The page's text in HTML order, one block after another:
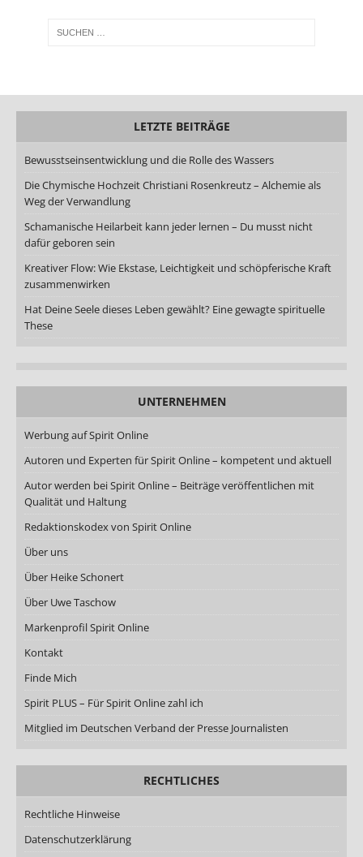
LETZTE BEITRÄGE
Bewusstseinsentwicklung und die Rolle des Wassers
Die Chymische Hochzeit Christiani Rosenkreutz – Alchemie als
Weg der Verwandlung
Schamanische Heilarbeit kann jeder lernen – Du musst nicht
dafür geboren sein
Kreativer Flow: Wie Ekstase, Leichtigkeit und schöpferische Kraft
zusammenwirken
Hat Deine Seele dieses Leben gewählt? Eine gewagte spirituelle
These
UNTERNEHMEN
Werbung auf Spirit Online
Autoren und Experten für Spirit Online – kompetent und aktuell
Autor werden bei Spirit Online – Beiträge veröffentlichen mit
Qualität und Haltung
Redaktionskodex von Spirit Online
Über uns
Über Heike Schonert
Über Uwe Taschow
Markenprofil Spirit Online
Kontakt
Finde Mich
Spirit PLUS – Für Spirit Online zahl ich
Mitglied im Deutschen Verband der Presse Journalisten
RECHTLICHES
Rechtliche Hinweise
Datenschutzerklärung